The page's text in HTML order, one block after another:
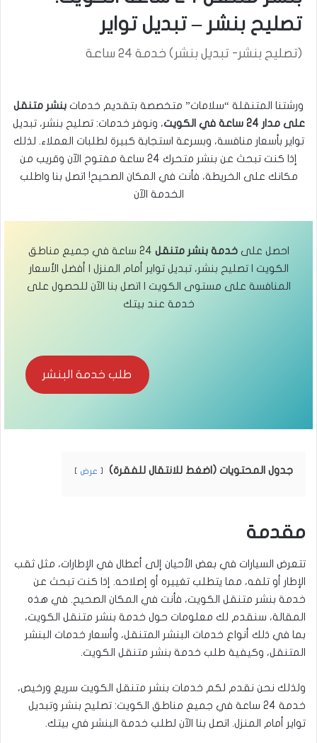
تصليح بنشر – تبديل تواير
(تصليح بنشر- تبديل بنشر) خدمة 24 ساعة
ورشتنا المتنقلة “سلامات” متخصصة بتقديم خدمات بنشر متنقل
على مدار 24 ساعة في الكويت
، ونوفر خدمات: تصليح بنشر، تبديل
تواير بأسعار منافسة، وبسرعة استجابة كبيرة لطلبات العملاء. لذلك
إذا كنت تبحث عن بنشر متحرك 24 ساعة مفتوح الآن وقريب من
مكانك على الخريطة، فأنت في المكان الصحيح! اتصل بنا واطلب
الخدمة الآن
احصل علىخدمة بنشر متنقل
24 ساعة في جميع مناطق
الكويت | تصليح بنشر، تبديل تواير أمام المنزل | أفضل الأسعار
المنافسة على مستوى الكويت | اتصل بنا الآن للحصول على
خدمة عند بيتك
طلب خدمة البنشر
جدول المحتويات (اضغط للانتقال للفقرة) عرض
مقدمة
تتعرض السيارات في بعض الأحيان إلى أعطال في الإطارات، مثل ثقب
الإطار أو تلفه، مما يتطلب تغييره أو إصلاحه. إذا كنت تبحث عن
خدمة بنشر متنقل الكويت، فأنت في المكان الصحيح. في هذه
المقالة، سنقدم لك معلومات حول خدمة بنشر متنقل الكويت،
بما في ذلك أنواع خدمات البنشر المتنقل، وأسعار خدمات البنشر
المتنقل، وكيفية طلب خدمة بنشر متنقل الكويت.
ولذلك نحن نقدم لكم خدمات بنشر متنقل الكويت سريع ورخيص،
خدمة 24 ساعة في جميع مناطق الكويت: تصليح بنشر وتبديل
تواير أمام المنزل. اتصل بنا الآن لطلب خدمة البنشر في بيتك.